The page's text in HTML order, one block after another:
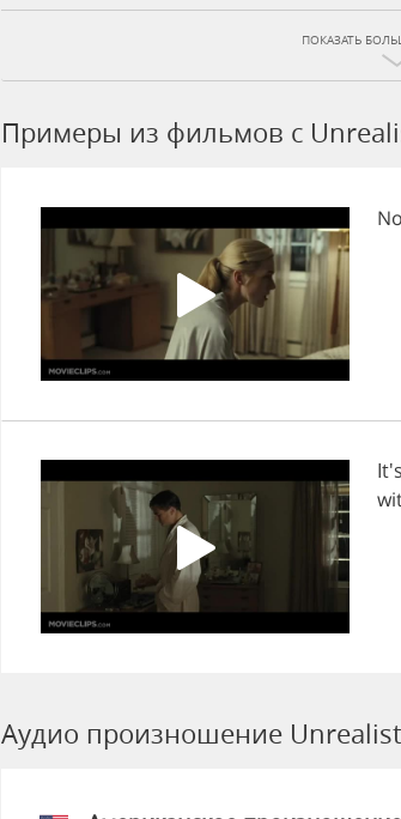
ПОКАЗАТЬ
Примеры из фильмов c
No
It's
Аудио произношение